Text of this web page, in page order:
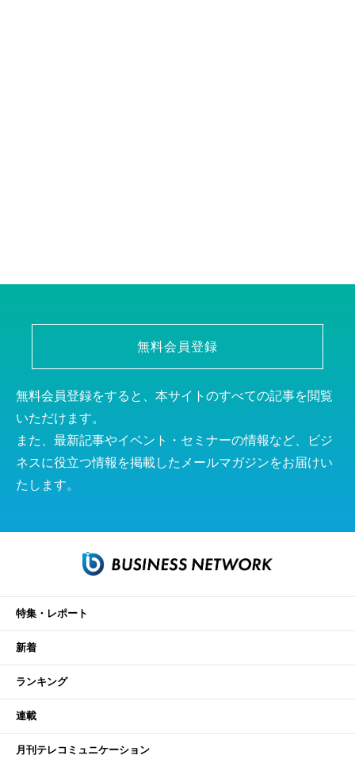
無料会員登録
無料会員登録をすると、本サイトのすべての記事を閲覧
いただけます。
また、最新記事やイベント・セミナーの情報など、ビジ
ネスに役立つ情報を掲載したメールマガジンをお届けい
たします。
特集・レポート
新着
ランキング
連載
月刊テレコミュニケーション